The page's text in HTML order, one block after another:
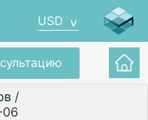
USD
/